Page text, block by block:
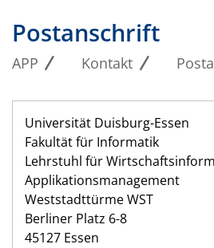
Postanschrift
APP Kontakt
Universität Duisburg-Essen
Fakultät für Informatik
Lehrstuhl für
Applikationsmanagement
Weststadttürme WST
Berliner Platz 6-8
45127 Essen